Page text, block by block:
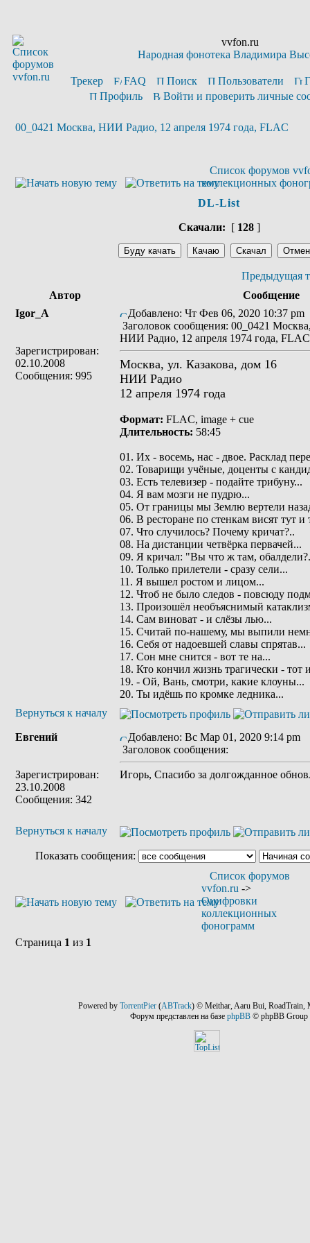
vvfon.ru
Народная фонотека Владимира
Трекер FAQ Поиск Пользователи
Профиль
Войти и проверить личные
00_0421 Москва, НИИ Радио, 12 апреля 1974 года, FLAC
Список форумов
коллекционных
DL-List
Скачали: [ 128]
Предыдущая
Автор
Сообщение
Igor_A
Зарегистрирован:
02.10.2008
Сообщения: 995
Добавлено: Чт Фев 06, 2020 10:37 pm
Заголовок сообщения: 00_0421
НИИ Радио, 12 апреля 1974 года, FLAC
Москва, ул. Казакова, дом 16
НИИ Радио
12 апреля 1974 года
Формат: FLAC, image + cue
Длительность: 58:45
01. Их - восемь, нас - двое. Расклад
02. Товарищи учёные, доценты с
03. Есть телевизер - подайте трибуну...
04. Я вам мозги не пудрю...
05. От границы мы Землю вертели
06. В ресторане по стенкам висят тут и
07. Что случилось? Почему кричат?..
08. На дистанции четвёрка первачей...
09. Я кричал: "Вы что ж там,
10. Только прилетели - сразу сели...
11. Я вышел ростом и лицом...
12. Чтоб не было следов - повсюду
13. Произошёл необъяснимый
14. Сам виноват - и слёзы лью...
15. Считай по-нашему, мы выпили
16. Себя от надоевшей славы спрятав...
17. Сон мне снится - вот те на...
18. Кто кончил жизнь трагически - тот
19. - Ой, Вань, смотри, какие клоуны...
20. Ты идёшь по кромке ледника...
Вернуться к началу
Евгений
Зарегистрирован:
23.10.2008
Сообщения: 342
Добавлено: Вс Мар 01, 2020 9:14 pm
Заголовок сообщения:
Игорь, Спасибо за долгожданное
Вернуться к началу
Показать сообщения:
Список форумов
vvfon.ru ->
Оцифровки
коллекционных
фонограмм
Страница 1 из 1
Powered by TorrentPier(ABTrack) © Meithar, Aaru Bui, RoadTrain,
Форум представлен на базе phpBB © phpBB Group